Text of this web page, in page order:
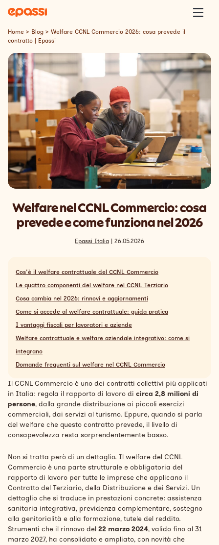
Skip to content
Epassi
Welfare
Offerta
Clienti
Insight
Contatti
Lavora con Noi
Search
Home > Blog > Welfare CCNL Commercio 2026: cosa prevede il
contratto | Epassi
Welfare nel CCNL Commercio: cosa
prevede e come funziona nel 2026
Epassi Italia | 26.05.2026
Cos'è il welfare contrattuale del CCNL Commercio
Le quattro componenti del welfare nel CCNL Terziario
Cosa cambia nel 2026: rinnovi e aggiornamenti
Come si accede al welfare contrattuale: guida pratica
I vantaggi fiscali per lavoratori e aziende
Welfare contrattuale e welfare aziendale integrativo: come si
integrano
Domande frequenti sul welfare nel CCNL Commercio
Il CCNL Commercio è uno dei contratti collettivi più applicati
in Italia: regola il rapporto di lavoro di circa 2,8 milioni di
persone, dalla grande distribuzione ai piccoli esercizi
commerciali, dai servizi al turismo. Eppure, quando si parla
del welfare che questo contratto prevede, il livello di
consapevolezza resta sorprendentemente basso.
Non si tratta però di un dettaglio. Il welfare del CCNL
Commercio è una parte strutturale e obbligatoria del
rapporto di lavoro per tutte le imprese che applicano il
Contratto del Terziario, della Distribuzione e dei Servizi. Un
dettaglio che si traduce in prestazioni concrete: assistenza
sanitaria integrativa, previdenza complementare, sostegno
alla genitorialità e alla formazione, tutele del reddito.
Strumenti che il rinnovo del 22 marzo 2024, valido fino al 31
marzo 2027, ha consolidato e ampliato, con novità che